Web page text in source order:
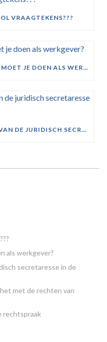
VRAAGTEKENS???
LOONTRANSPARANTIE: WAT MOET JE DOEN ALS WERKGEVER?
KENNISMAKING MET DE ROL VAN DE JURIDISCH SECRETARESSE IN DE ADVOCATUUR
als werkgever?
secretaresse in de
met de rechten van
rechtspraak